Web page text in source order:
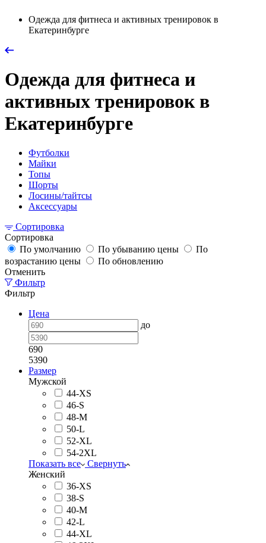
Одежда для фитнеса и активных тренировок в
Екатеринбурге
Одежда для фитнеса и
активных тренировок в
Екатеринбурге
Футболки
Майки
Топы
Шорты
Лосины/тайтсы
Аксессуары
Сортировка
Сортировка
По умолчанию
По убыванию цены
По
возрастанию цены
По обновлению
Отменить
Фильтр
Фильтр
Цена
до
690
5390
Размер
Мужской
44-XS
46-S
48-M
50-L
52-XL
54-2XL
Показать все
Свернуть
Женский
36-XS
38-S
40-M
42-L
44-XL